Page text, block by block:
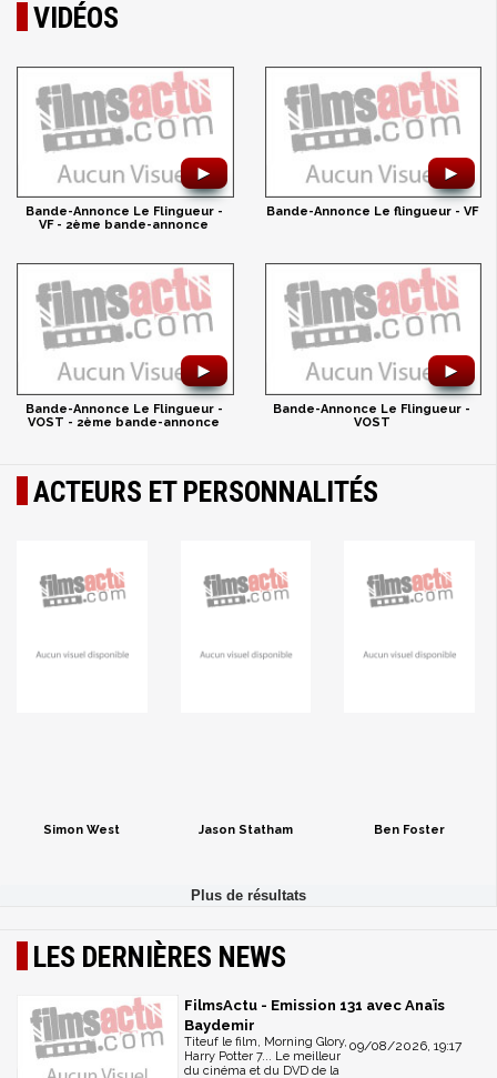
VIDÉOS
►
Bande-Annonce Le Flingueur -
VF - 2ème bande-annonce
►
Bande-Annonce Le flingueur - VF
►
Bande-Annonce Le Flingueur -
VOST - 2ème bande-annonce
►
Bande-Annonce Le Flingueur -
VOST
ACTEURS ET PERSONNALITÉS
Simon West Jason Statham Ben Foster
LES DERNIÈRES NEWS
FilmsActu - Emission 131 avec Anaïs
Baydemir
09/08/2026, 19:17
Titeuf le film, Morning Glory,
Harry Potter 7... Le meilleur
du cinéma et du DVD de la